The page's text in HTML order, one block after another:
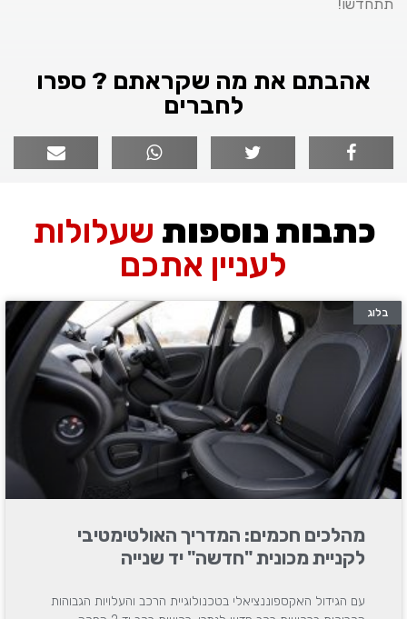
תתחדשו!
אהבתם את מה שקראתם ? ספרו
לחברים
כתבות נוספות שעלולות
לעניין אתכם
בלוג
מהלכים חכמים: המדריך האולטימטיבי
לקניית מכונית "חדשה" יד שנייה
עם הגידול האקספוננציאלי בטכנולוגיית הרכב והעלויות הגבוהות